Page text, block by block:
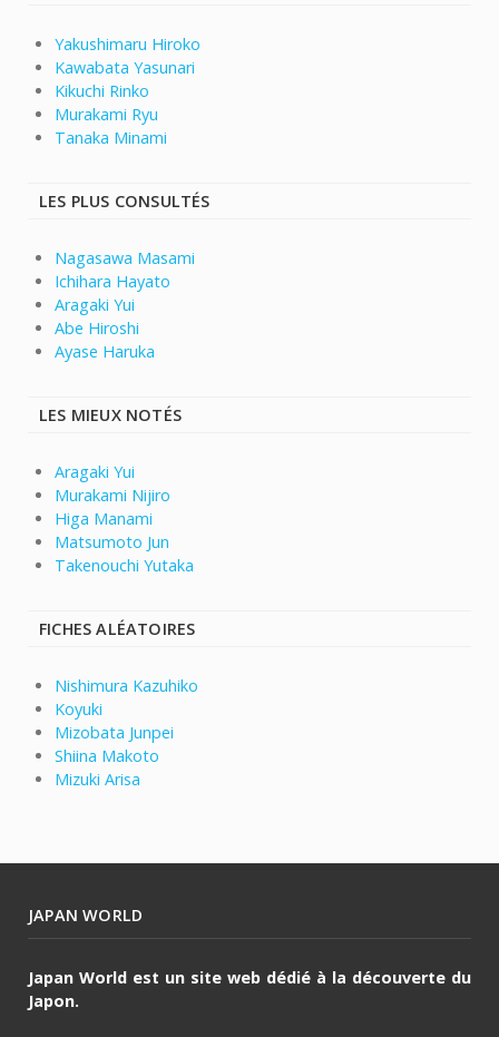
Yakushimaru Hiroko
Kawabata Yasunari
Kikuchi Rinko
Murakami Ryu
Tanaka Minami
LES PLUS CONSULTÉS
Nagasawa Masami
Ichihara Hayato
Aragaki Yui
Abe Hiroshi
Ayase Haruka
LES MIEUX NOTÉS
Aragaki Yui
Murakami Nijiro
Higa Manami
Matsumoto Jun
Takenouchi Yutaka
FICHES ALÉATOIRES
Nishimura Kazuhiko
Koyuki
Mizobata Junpei
Shiina Makoto
Mizuki Arisa
JAPAN WORLD
Japan World est un site web dédié à la découverte du
Japon.